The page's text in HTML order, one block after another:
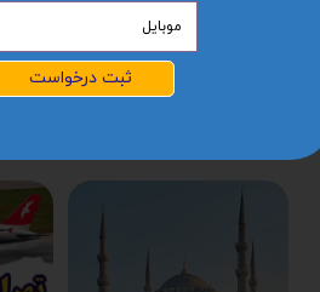
آدرس مـا :
ثبت درخواست